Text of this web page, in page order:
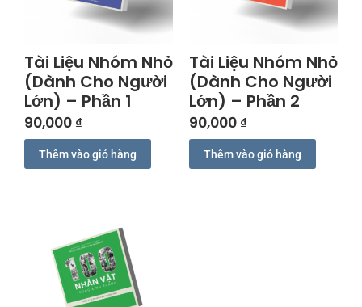
Tài Liệu Nhóm Nhỏ
(Dành Cho Người
Lớn) – Phần 1
90,000 ₫
Thêm vào giỏ hàng
Tài Liệu Nhóm Nhỏ
(Dành Cho Người
Lớn) – Phần 2
90,000 ₫
Thêm vào giỏ hàng